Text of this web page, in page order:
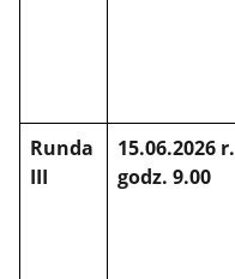
Runda
III
15.06.2026 r.
godz. 9.00